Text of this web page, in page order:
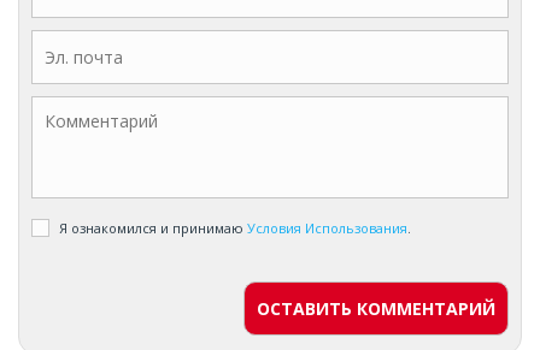
Я ознакомился и принимаю Условия Использования.
ОСТАВИТЬ КОММЕНТАРИЙ